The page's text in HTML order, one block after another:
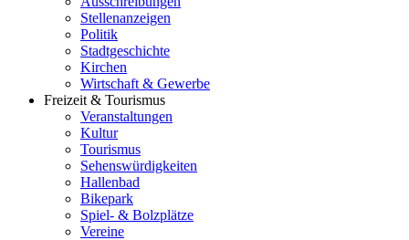
Stellenanzeigen
Politik
Stadtgeschichte
Kirchen
Wirtschaft & Gewerbe
Freizeit & Tourismus
Veranstaltungen
Kultur
Tourismus
Sehenswürdigkeiten
Hallenbad
Bikepark
Spiel- & Bolzplätze
Vereine